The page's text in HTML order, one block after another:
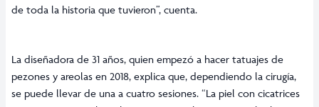
de toda la historia que tuvieron”, cuenta.
La diseñadora de 31 años, quien empezó a hacer tatuajes de
pezones y areolas en 2018, explica que, dependiendo la cirugía,
se puede llevar de una a cuatro sesiones. “La piel con cicatrices